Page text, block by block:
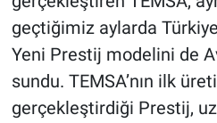
geçtiğimiz aylarda
Yeni Prestij modelini de
sundu. TEMSA’nın ilk
gerçekleştirdiği Prestij,